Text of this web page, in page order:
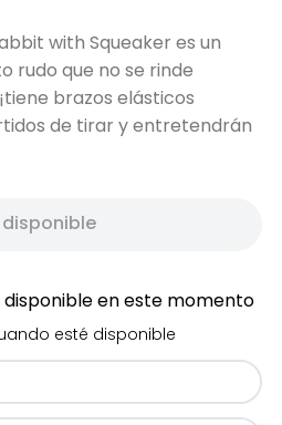
with Squeaker es un
rudo que no se rinde
brazos elásticos
de tirar y entretendrán
disponible
en este momento
esté disponible